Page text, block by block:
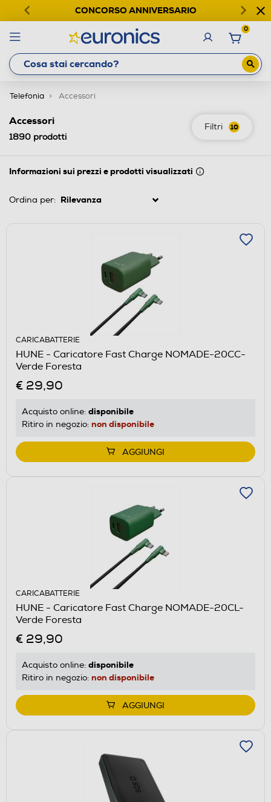
CONCORSO ANNIVERSARIO
0
Telefonia Accessori
Filtri 10
Accessori
1890 prodotti
Informazioni sui prezzi e prodotti visualizzati
Ordina per:
CARICABATTERIE
HUNE - Caricatore Fast Charge NOMADE-20CC-
Verde Foresta
€ 29,90
Acquisto online: disponibile
Ritiro in negozio: non disponibile
AGGIUNGI
CARICABATTERIE
HUNE - Caricatore Fast Charge NOMADE-20CL-
Verde Foresta
€ 29,90
Acquisto online: disponibile
Ritiro in negozio: non disponibile
AGGIUNGI